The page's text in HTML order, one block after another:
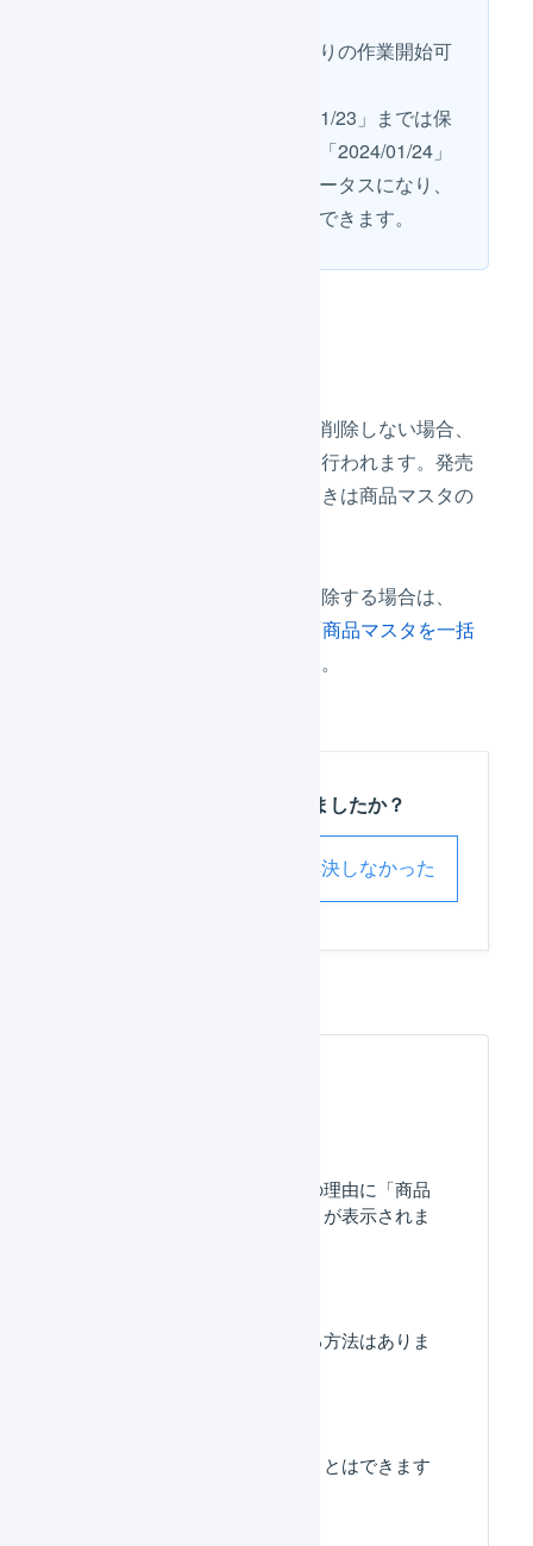
オペレーターの「発売日ありの作業開始可
と設定した場合、「2024/01/23」までは保
留ステータスになります。「2024/01/24」
には自動的に出荷待ちステータスになり、
出荷作業を開始することができます。
発売日を過ぎた商品の発売日を削除しない場合、
出荷伝票の自動分割は引き続き行われます。発売
日が​過ぎても​販売を​継続する​ときは​商品マスタの
複数の​商品マスタの​発売日を​削除する​場合は、​
CSVで​一括登録が​可能です。​「商品マスタを一括
」を​参照してください。​
この記事は役に立ちましたか？
解決しなかった
受注伝票の確認待ちの理由に「商品
マスタがありません」が表示されま
手動で出荷依頼をする方法はありま
表示件数を変更することはできます